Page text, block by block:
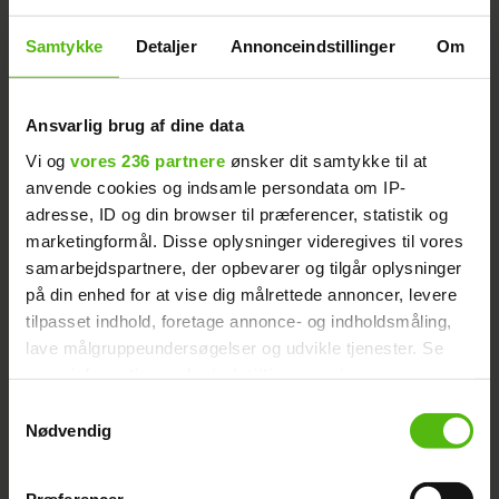
Samtykke Detaljer Annonceindstillinger Om
Ansvarlig brug af dine data
Vi og vores 236 partnere ønsker dit samtykke til at
anvende cookies og indsamle persondata om IP-
adresse, ID og din browser til præferencer, statistik og
marketingformål. Disse oplysninger videregives til vores
samarbejdspartnere, der opbevarer og tilgår oplysninger
på din enhed for at vise dig målrettede annoncer, levere
tilpasset indhold, foretage annonce- og indholdsmåling,
lave målgruppeundersøgelser og udvikle tjenester. Se
tilbage eller ændre indstillinger fra vores
"Cookiedeklaration", eller ved at trykke på "Privacy
Nødvendig
- Vi mangler stadig “Ikea testen”, når
landet åbner op igen, og så skal vi jo også
nå til enighed i, hvordan indretningen skal
være, fortæller Mick, der dog ikke regner
med, at det bliver en udfordring, da parret
er ret ens.
- Så det bliver mere hyggeligt end
udfordrende, slår Mick fast.
reagerede min familie